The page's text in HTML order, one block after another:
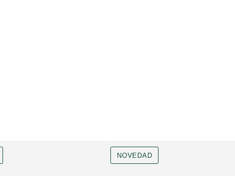
NOVEDAD